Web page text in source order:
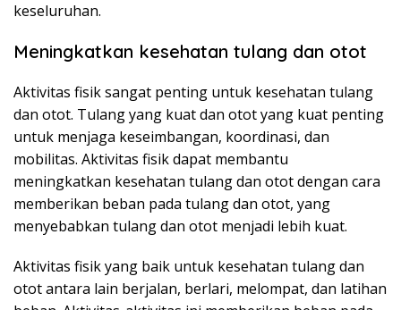
keseluruhan.
Meningkatkan kesehatan tulang dan otot
Aktivitas fisik sangat penting untuk kesehatan tulang
dan otot. Tulang yang kuat dan otot yang kuat penting
untuk menjaga keseimbangan, koordinasi, dan
mobilitas. Aktivitas fisik dapat membantu
meningkatkan kesehatan tulang dan otot dengan cara
memberikan beban pada tulang dan otot, yang
menyebabkan tulang dan otot menjadi lebih kuat.
Aktivitas fisik yang baik untuk kesehatan tulang dan
otot antara lain berjalan, berlari, melompat, dan latihan